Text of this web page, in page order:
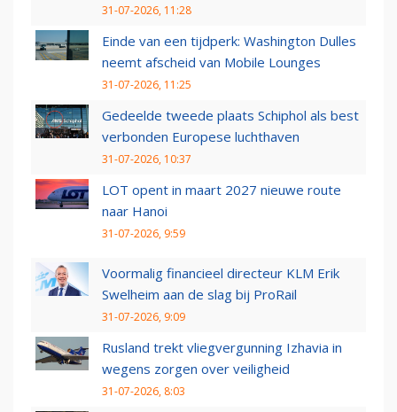
31-07-2026, 11:28
Einde van een tijdperk: Washington Dulles
neemt afscheid van Mobile Lounges
31-07-2026, 11:25
Gedeelde tweede plaats Schiphol als best
verbonden Europese luchthaven
31-07-2026, 10:37
LOT opent in maart 2027 nieuwe route
naar Hanoi
31-07-2026, 9:59
Voormalig financieel directeur KLM Erik
Swelheim aan de slag bij ProRail
31-07-2026, 9:09
Rusland trekt vliegvergunning Izhavia in
wegens zorgen over veiligheid
31-07-2026, 8:03